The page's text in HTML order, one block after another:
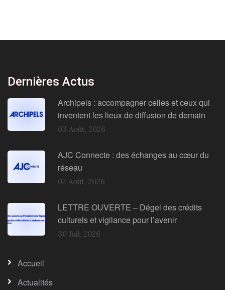
Dernières Actus
Archipels : accompagner celles et ceux qui
inventent les lieux de diffusion de demain
03 Août, 2026
AJC Connecte : des échanges au cœur du
réseau
02 Août, 2026
LETTRE OUVERTE – Dégel des crédits
culturels et vigilance pour l’avenir
30 Juil, 2026
Accueil
Actualités